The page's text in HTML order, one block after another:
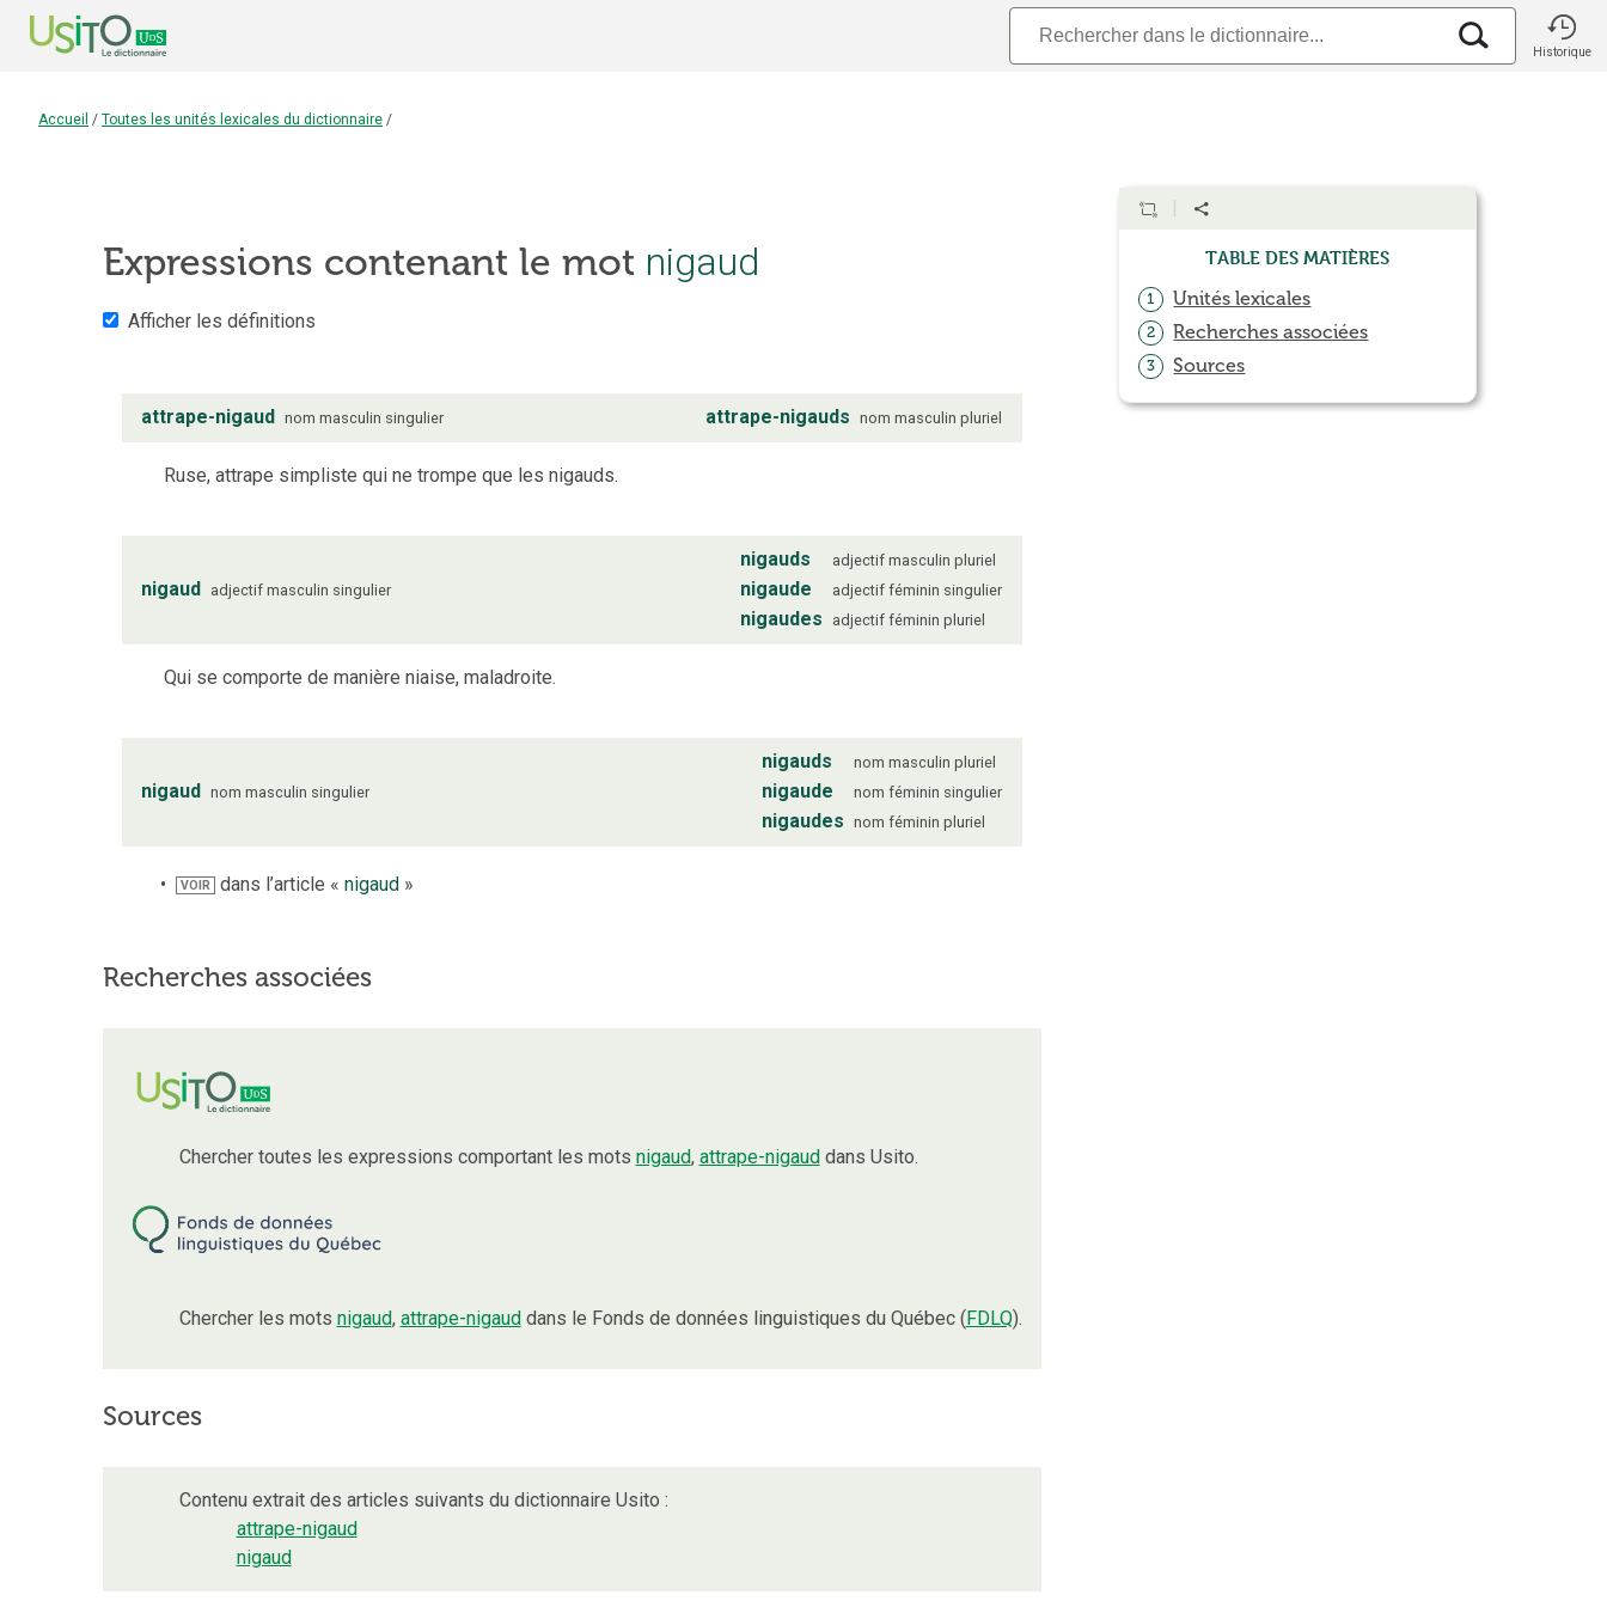
Historique
Accueil / Toutes les unités lexicales du dictionnaire /
Expressions contenant le mot nigaud
Afficher les définitions
attrape-nigaud nom masculin singulier attrape-nigauds nom masculin pluriel
Ruse, attrape simpliste qui ne trompe que les nigauds.
nigaud adjectif masculin singulier
nigauds adjectif masculin pluriel
nigaude adjectif féminin singulier
nigaudes adjectif féminin pluriel
Qui se comporte de manière niaise, maladroite.
nigaud nom masculin singulier
nigauds nom masculin pluriel
nigaude nom féminin singulier
nigaudes nom féminin pluriel
VOIR dans l’article « nigaud»
Recherches associées
Chercher toutes les expressions comportant les mots nigaud, attrape-nigauddans Usito.
Chercher les mots nigaud, attrape-nigauddans le Fonds de données linguistiques du Québec (FDLQ).
Sources
Contenu extrait des articles suivants du dictionnaire Usito :
attrape-nigaud
nigaud
Table des matières
1 Unités lexicales
2 Recherches associées
3 Sources